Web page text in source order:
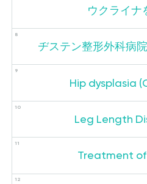
ウクライナ
ヂステン整形外科病
Hip dysplasia
Leg Length
Treatment